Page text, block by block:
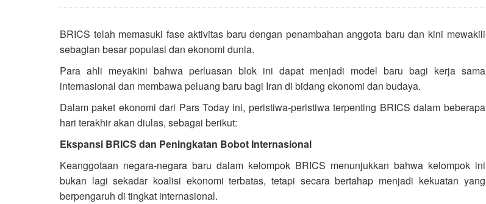
BRICS telah memasuki fase aktivitas baru dengan penambahan anggota baru dan kini mewakili
sebagian besar populasi dan ekonomi dunia.
Para ahli meyakini bahwa perluasan blok ini dapat menjadi model baru bagi kerja sama
internasional dan membawa peluang baru bagi Iran di bidang ekonomi dan budaya.
Dalam paket ekonomi dari Pars Today ini, peristiwa-peristiwa terpenting BRICS dalam beberapa
hari terakhir akan diulas, sebagai berikut:
Ekspansi BRICS dan Peningkatan Bobot Internasional
Keanggotaan negara-negara baru dalam kelompok BRICS menunjukkan bahwa kelompok ini
bukan lagi sekadar koalisi ekonomi terbatas, tetapi secara bertahap menjadi kekuatan yang
berpengaruh di tingkat internasional.